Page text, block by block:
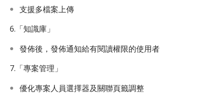
支援多檔案上傳
6.「知識庫」
發佈後，發佈通知給有閱讀權限的使用者
7.「專案管理」
優化專案人員選擇器及關聯頁籤調整